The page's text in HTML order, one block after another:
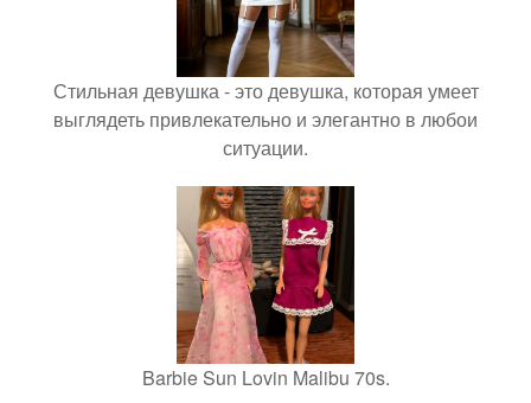
Стильная девушка - это девушка, которая умеет
выглядеть привлекательно и элегантно в любои
ситуации.
Barbie Sun Lovin Malibu 70s.